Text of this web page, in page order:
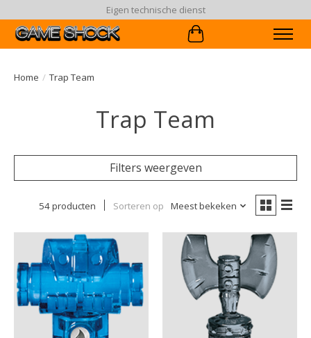
90 dagen ruiltermijn
Winkelwagen
Home / Trap Team
Trap Team
Filters weergeven
54 producten Sorteren op Meest bekeken